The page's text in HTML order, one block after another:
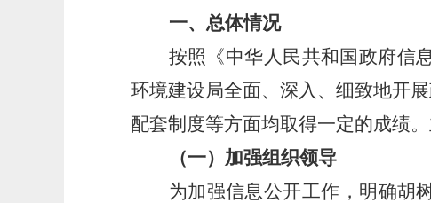
一、总体情况
按照《中华人民共和国政府信
环境建设局全面、深入、细致地开
配套制度等方面均取得一定的成绩。
（一）加强组织领导
为加强信息公开工作，明确胡